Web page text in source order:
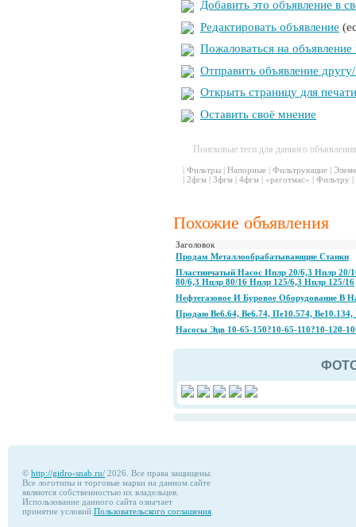
Добавить это объявление в
Редактировать объявление
Пожаловаться на
Отправить объявление
Открыть страницу для печати
Оставить своё мнение
Поисковые теги для данного объявления
| Фильтры | Напорные | Фильтрующие |
| 2фгм | 3фгм | 4фгм | «реготмас» | Фильтру |
Похожие объявления
Заголовок
Продам Металлообрабатывающие Станки
Пластинчатый Насос Нплр 20/6,3 Нплр 20/
80/6,3 Нплр 80/16 Нплр 125/6,3 Нплр 125/16
Нефтегазовое И Буровое Оборудование В
Продаю Ве6.64, Ве6.74, Пе10.574, Ве10.134,
Насосы Эцв 10-65-150?10-65-110?10-120-
© http://gidro-snab.ru/ 2026. Все права защищены.
Все логотипы и торговые марки на данном сайте
являются собственностью их владельцев.
Использование данного сайта означает
принятие условий Пользовательского соглашения